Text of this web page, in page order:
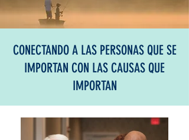
CONECTANDO A LAS PERSONAS QUE SE
IMPORTAN CON LAS CAUSAS QUE
IMPORTAN